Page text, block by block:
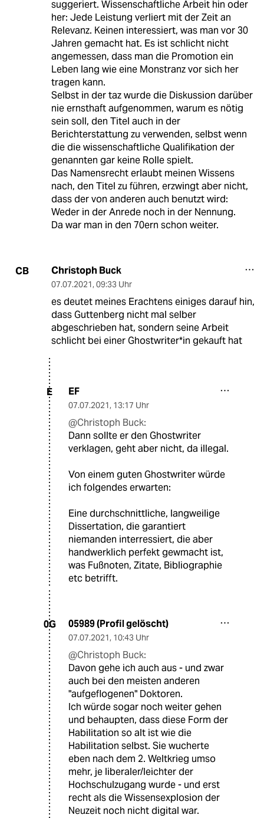
suggeriert. Wissenschaftliche Arbeit hin oder
her: Jede Leistung verliert mit der Zeit an
Relevanz. Keinen interessiert, was man vor 30
Jahren gemacht hat. Es ist schlicht nicht
angemessen, dass man die Promotion ein
Leben lang wie eine Monstranz vor sich her
tragen kann.
Selbst in der taz wurde die Diskussion darüber
nie ernsthaft aufgenommen, warum es nötig
sein soll, den Titel auch in der
Berichterstattung zu verwenden, selbst wenn
die die wissenschaftliche Qualifikation der
genannten gar keine Rolle spielt.
Das Namensrecht erlaubt meinen Wissens
nach, den Titel zu führen, erzwingt aber nicht,
dass der von anderen auch benutzt wird:
Weder in der Anrede noch in der Nennung.
Da war man in den 70ern schon weiter.
CB Christoph Buck
07.07.2021, 09:33 Uhr
es deutet meines Erachtens einiges darauf hin,
dass Guttenberg nicht mal selber
abgeschrieben hat, sondern seine Arbeit
schlicht bei einer Ghostwriter*in gekauft hat
E EF
07.07.2021, 13:17 Uhr
@Christoph Buck:
Dann sollte er den Ghostwriter
verklagen, geht aber nicht, da illegal.
Von einem guten Ghostwriter würde
ich folgendes erwarten:
Eine durchschnittliche, langweilige
Dissertation, die garantiert
niemanden interressiert, die aber
handwerklich perfekt gewmacht ist,
was Fußnoten, Zitate, Bibliographie
etc betrifft.
0G 05989 (Profil gelöscht)
07.07.2021, 10:43 Uhr
@Christoph Buck:
Davon gehe ich auch aus - und zwar
auch bei den meisten anderen
"aufgeflogenen" Doktoren.
Ich würde sogar noch weiter gehen
und behaupten, dass diese Form der
Habilitation so alt ist wie die
Habilitation selbst. Sie wucherte
eben nach dem 2. Weltkrieg umso
mehr, je liberaler/leichter der
Hochschulzugang wurde - und erst
recht als die Wissensexplosion der
Neuzeit noch nicht digital war.